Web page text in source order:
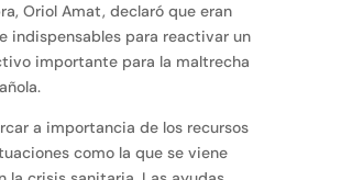
Oriol Amat, declaró que eran
indispensables para reactivar un
importante para la maltrecha
a importancia de los recursos
como la que se viene